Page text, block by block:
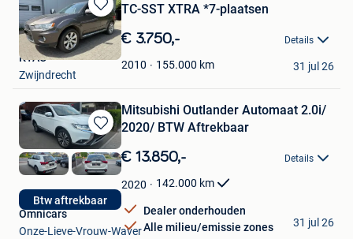
Bewaren
in
Mijn
Favorieten
TC-SST XTRA *7-plaatsen
€ 3.750,- Details
2010 155.000 km
KTAC
Zwijndrecht
31 jul 26
Bewaren
in
Mijn
Favorieten
Btw aftrekbaar
Mitsubishi Outlander Automaat 2.0i/
2020/ BTW Aftrekbaar
€ 13.850,- Details
2020 142.000 km
Dealer onderhouden
Alle milieu/emissie zones
Omnicars
Onze-Lieve-Vrouw-Waver
31 jul 26